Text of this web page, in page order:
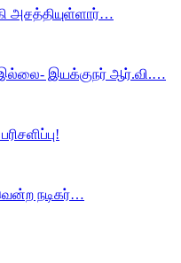
அசத்தியுள்ளார்…
இயக்குநர் ஆர்.வி.…
நடிகர்…